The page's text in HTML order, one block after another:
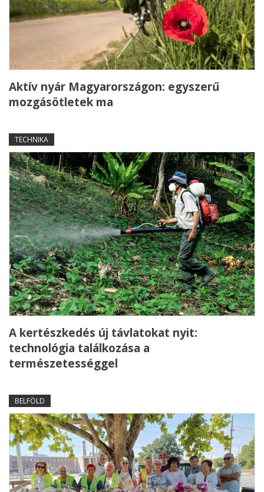
Aktív nyár Magyarországon: egyszerű
mozgásötletek ma
TECHNIKA
A kertészkedés új távlatokat nyit:
technológia találkozása a
természetességgel
BELFÖLD